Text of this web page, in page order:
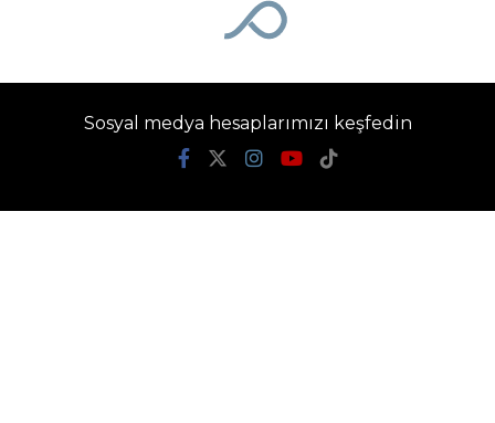
Sosyal medya hesaplarımızı keşfedin